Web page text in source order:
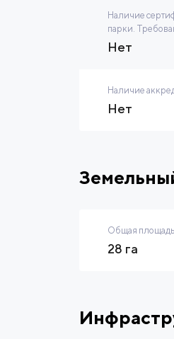
Наличие
парки.
Нет
Наличие
Нет
Общая площадь
28 га